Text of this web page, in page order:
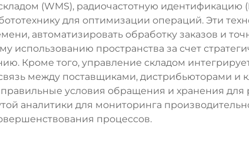
(WMS), радиочастотную идентификацию
для оптимизации операций. Эти
автоматизировать обработку заказов и
использованию пространства за счет
Кроме того, управление складом
между поставщиками, дистрибьюторами и
условия обращения и хранения для
аналитики для мониторинга
процессов.